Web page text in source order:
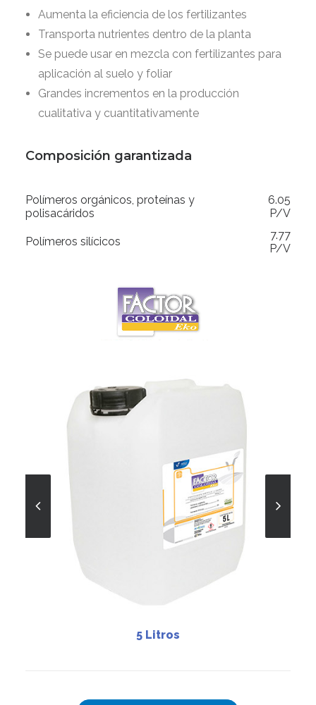
Aumenta la eficiencia de los fertilizantes
Transporta nutrientes dentro de la planta
Se puede usar en mezcla con fertilizantes para
aplicación al suelo y foliar
Grandes incrementos en la producción
cualitativa y cuantitativamente
Composición garantizada
Polímeros orgánicos, proteínas y
polisacáridos
6.05
P/V
Polímeros silícicos
7.77
P/V
5 Litros